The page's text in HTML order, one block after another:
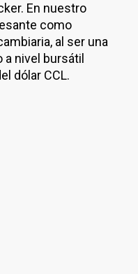
En nuestro
como
al ser una
nivel bursátil
dólar CCL.